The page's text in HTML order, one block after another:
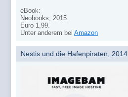
eBook:
Neobooks, 2015.
Euro 1,99.
Unter anderem bei Amazon
Nestis und die Hafenpiraten, 2014